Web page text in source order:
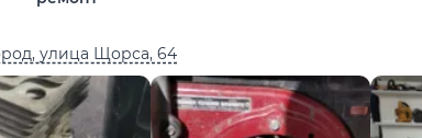
улица Щорса, 64